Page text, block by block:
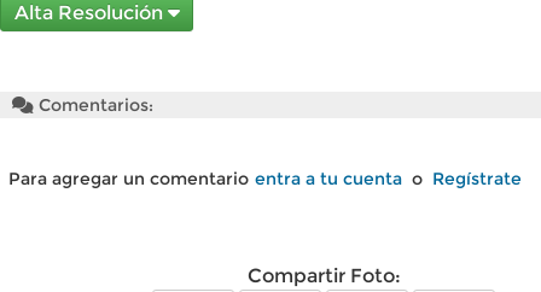
Alta Resolución
Comentarios:
Para agregar un comentario entra a tu cuenta o Regístrate
Compartir Foto: